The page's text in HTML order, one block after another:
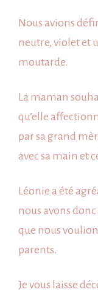
Nous avions
neutre, violet et
moutarde.
La maman
qu’elle
par sa grand
avec sa main et
Léonie a été
nous avons
que nous
parents.
Je vous laisse